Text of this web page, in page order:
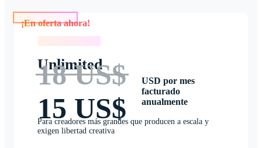
Unlimited
18 US$
15 US$
USD por mes
facturado
anualmente
Para creadores más grandes que producen a escala y
exigen libertad creativa